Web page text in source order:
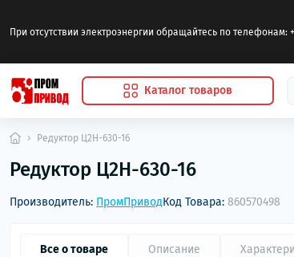
При отсутствии электроэнергии обращайтесь по телефонам:
Каталог товаров
Редуктор Ц2Н-630-16
Редуктор Ц2Н-630-16
Производитель: ПромПриводКод Товара: 860570498
Все о товаре Описание